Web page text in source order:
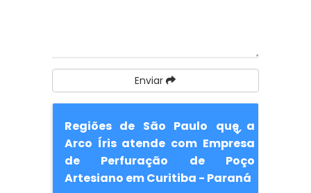
Enviar
Regiões de São Paulo que a
Arco Íris atende com Empresa
de Perfuração de Poço
Artesiano em Curitiba - Paraná